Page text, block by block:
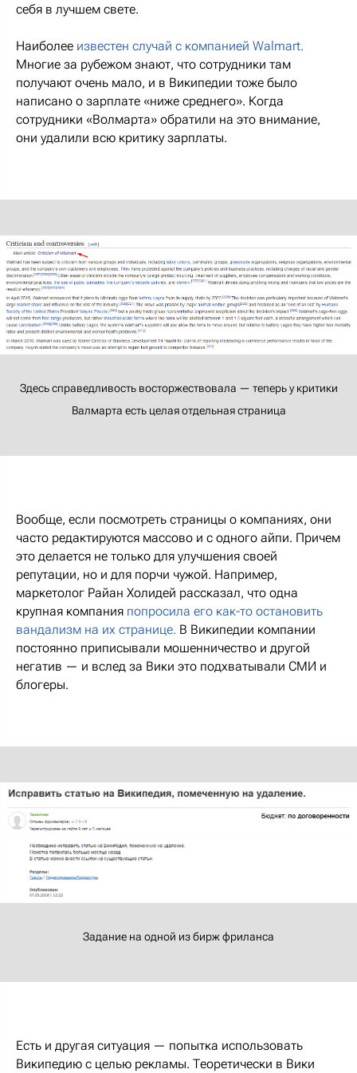
себя в лучшем свете.
Наиболее известен случай с компанией Walmart.
Многие за рубежом знают, что сотрудники там
получают очень мало, и в Википедии тоже было
написано о зарплате «ниже среднего». Когда
сотрудники «Волмарта» обратили на это внимание,
они удалили всю критику зарплаты.
Здесь справедливость восторжествовала — теперь у критики
Валмарта есть целая отдельная страница
Вообще, если посмотреть страницы о компаниях, они
часто редактируются массово и с одного айпи. Причем
это делается не только для улучшения своей
репутации, но и для порчи чужой. Например,
маркетолог Райан Холидей рассказал, что одна
крупная компания попросила его как-то остановить
вандализм на их странице. В Википедии компании
постоянно приписывали мошенничество и другой
негатив — и вслед за Вики это подхватывали СМИ и
блогеры.
Задание на одной из бирж фриланса
Есть и другая ситуация — попытка использовать
Википедию с целью рекламы. Теоретически в Вики